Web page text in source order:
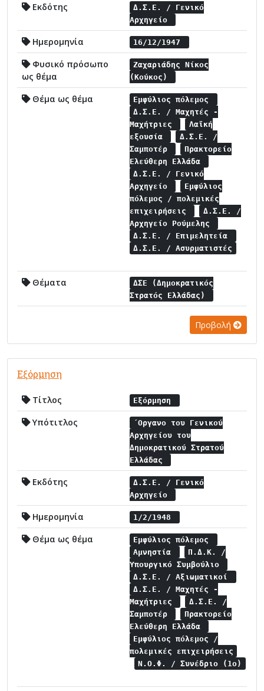
Εκδότης
Δ.Σ.Ε. / Γενικό
Αρχηγείο
Ημερομηνία 16/12/1947
Φυσικό πρόσωπο
ως θέμα
Ζαχαριάδης Νίκος
(Κούκος)
Θέμα ως θέμα
Εμφύλιος πόλεμος
Δ.Σ.Ε. / Μαχητές -
Μαχήτριες
Λαϊκή
εξουσία
Δ.Σ.Ε. /
Σαμποτέρ
Πρακτορείο
Ελεύθερη Ελλάδα
Δ.Σ.Ε. / Γενικό
Αρχηγείο
Εμφύλιος
πόλεμος / πολεμικές
επιχειρήσεις
Δ.Σ.Ε. /
Αρχηγείο Ρούμελης
Δ.Σ.Ε. / Επιμελητεία
Δ.Σ.Ε. / Ασυρματιστές
Θέματα
ΔΣΕ (Δημοκρατικός
Στρατός Ελλάδας)
Προβολή
Εξόρμηση
Τίτλος Εξόρμηση
Υπότιτλος
΄Οργανο του Γενικού
Αρχηγείου του
Δημοκρατικού Στρατού
Ελλάδας
Εκδότης
Δ.Σ.Ε. / Γενικό
Αρχηγείο
Ημερομηνία 1/2/1948
Θέμα ως θέμα
Εμφύλιος πόλεμος
Αμνηστία
Π.Δ.Κ. /
Υπουργικό Συμβούλιο
Δ.Σ.Ε. / Αξιωματικοί
Δ.Σ.Ε. / Μαχητές -
Μαχήτριες
Δ.Σ.Ε. /
Σαμποτέρ
Πρακτορείο
Ελεύθερη Ελλάδα
Εμφύλιος πόλεμος /
πολεμικές επιχειρήσεις
Ν.Ο.Φ. / Συνέδριο (1ο)